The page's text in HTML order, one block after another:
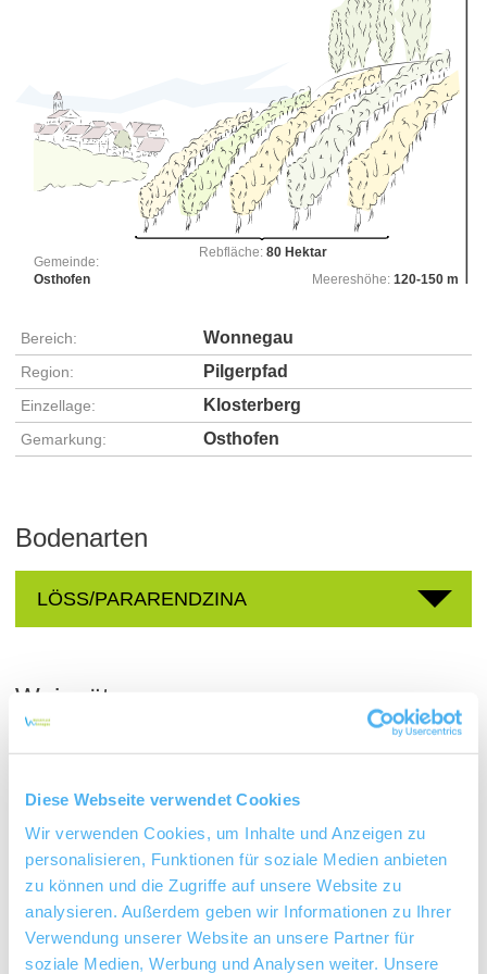
Diese Webseite verwendet Cookies
Wir verwenden Cookies, um Inhalte und Anzeigen zu
personalisieren, Funktionen für soziale Medien anbieten
zu können und die Zugriffe auf unsere Website zu
analysieren. Außerdem geben wir Informationen zu Ihrer
Verwendung unserer Website an unsere Partner für
soziale Medien, Werbung und Analysen weiter. Unsere
Rebfläche:80 Hektar
Gemeinde:
Osthofen
Meereshöhe: 120-150 m
Bereich: Wonnegau
Region: Pilgerpfad
Einzellage: Klosterberg
Gemarkung: Osthofen
Bodenarten
LÖSS/PARARENDZINA
Weingüter